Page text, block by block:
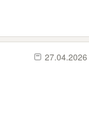
27.04.2026